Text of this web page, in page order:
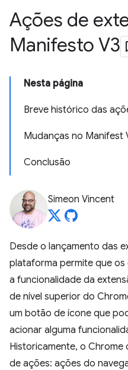
Ações de
Manifesto V3
Nesta página
Breve histórico das
Mudanças no Manifest
Conclusão
Simeon Vincent
Desde o lançamento das
plataforma permite que
a funcionalidade da
de nível superior do
um botão de ícone que
acionar alguma
Historicamente, o
de ações: ações do